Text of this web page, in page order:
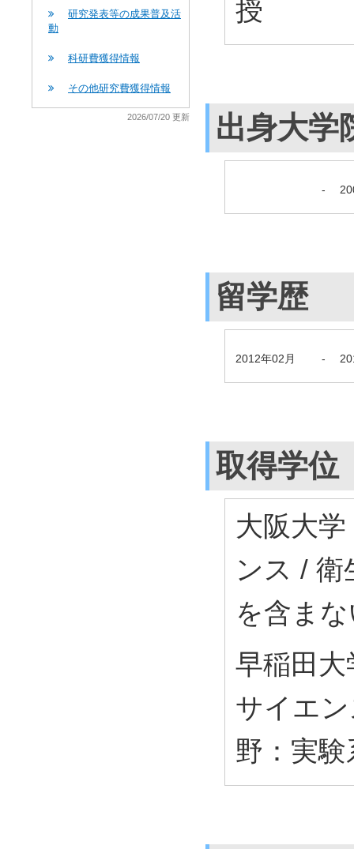
研究発表等の成果普及活
動
科研費獲得情報
その他研究費獲得情報
2026/07/20 更新
授
出身大学
-
留学歴
2012年02月 -
取得学位
大阪大
ンス / 衛
を含ま
早稲田
サイエ
野：実